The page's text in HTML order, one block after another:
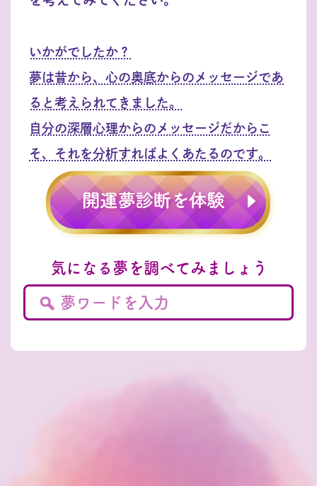
いかがでしたか？
夢は昔から、心の奥底からのメッセージであ
ると考えられてきました。
自分の深層心理からのメッセージだからこ
そ、それを分析すればよくあたるのです。
気になる夢を調べてみましょう